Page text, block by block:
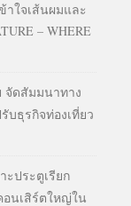
ใจเส้นผมและ
– WHERE
จัดสัมมนาทาง
บธุรกิจท่องเที่ยว
ะประตูเรียก
อนเสิร์ตใหญ่ใน